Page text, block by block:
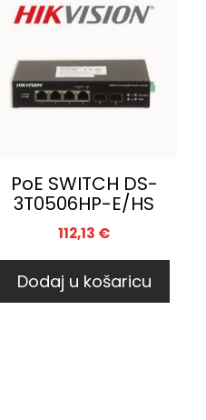
PoE SWITCH DS-
3T0506HP-E/HS
112,13 €
Dodaj u košaricu